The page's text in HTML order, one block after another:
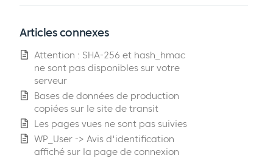
Articles connexes
Attention : SHA-256 et hash_hmac
ne sont pas disponibles sur votre
serveur
Bases de données de production
copiées sur le site de transit
Les pages vues ne sont pas suivies
WP_User -> Avis d'identification
affiché sur la page de connexion